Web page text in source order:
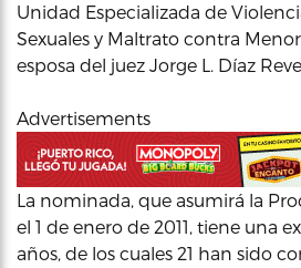
Unidad Especializada de
Sexuales y Maltrato contra
esposa del juez Jorge L. Díaz
Advertisements
La nominada, que asumirá la
el 1 de enero de 2011, tiene una
años, de los cuales 21 han sido